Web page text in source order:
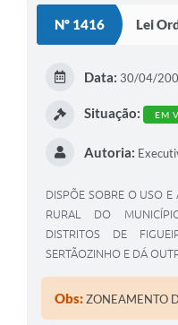
Nº 1416 Lei
Data: 30/04/
Situação: EM
Autoria:
DISPÕE SOBRE O USO
RURAL DO
DISTRITOS DE
SERTÃOZINHO E DÁ
Obs:ZONEAMENTO